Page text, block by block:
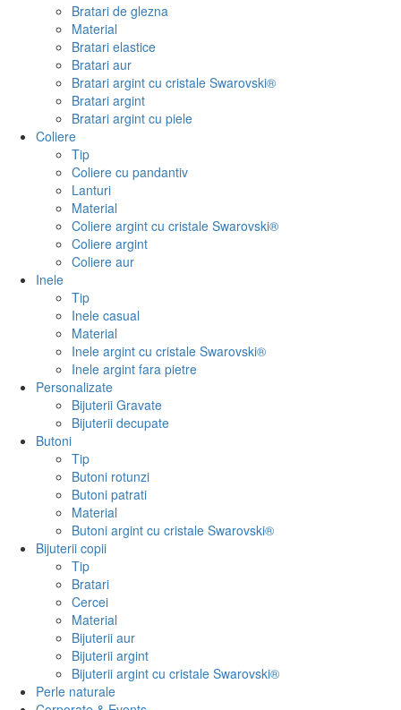
Bratari de glezna
Material
Bratari elastice
Bratari aur
Bratari argint cu cristale Swarovski®
Bratari argint
Bratari argint cu piele
Coliere
Tip
Coliere cu pandantiv
Lanturi
Material
Coliere argint cu cristale Swarovski®
Coliere argint
Coliere aur
Inele
Tip
Inele casual
Material
Inele argint cu cristale Swarovski®
Inele argint fara pietre
Personalizate
Bijuterii Gravate
Bijuterii decupate
Butoni
Tip
Butoni rotunzi
Butoni patrati
Material
Butoni argint cu cristale Swarovski®
Bijuterii copii
Tip
Bratari
Cercei
Material
Bijuterii aur
Bijuterii argint
Bijuterii argint cu cristale Swarovski®
Perle naturale